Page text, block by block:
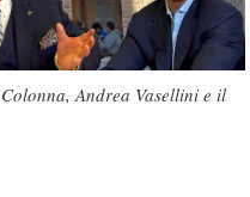
Andrea Vasellini e il